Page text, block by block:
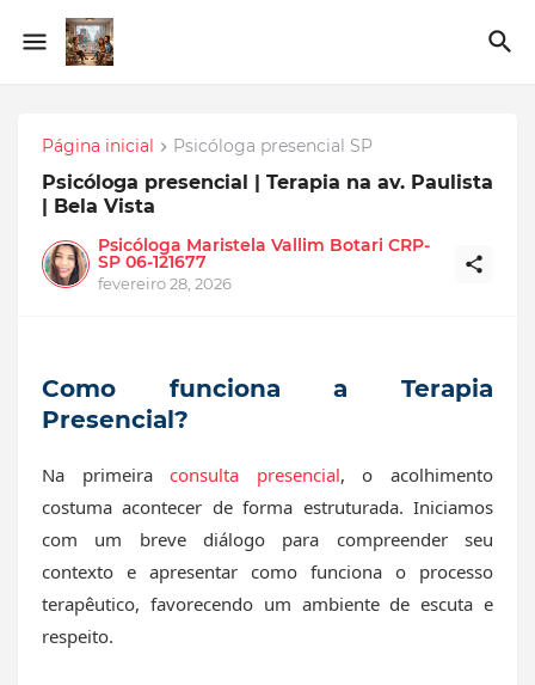
Página inicial Psicóloga presencial SP
Psicóloga presencial | Terapia na av. Paulista
| Bela Vista
Psicóloga Maristela Vallim Botari CRP-
SP 06-121677
fevereiro 28, 2026
Como funciona a Terapia
Presencial?
Na primeiraconsulta presencial, o acolhimento
costuma acontecer de forma estruturada. Iniciamos
com um breve diálogo para compreender seu
contexto e apresentar como funciona o processo
terapêutico, favorecendo um ambiente de escuta e
respeito.